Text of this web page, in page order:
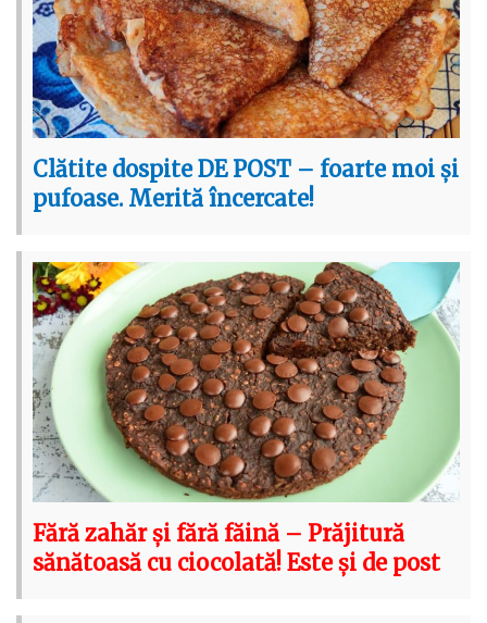
Clătite dospite DE POST – foarte moi și
pufoase. Merită încercate!
Fără zahăr și fără făină – Prăjitură
sănătoasă cu ciocolată! Este și de post